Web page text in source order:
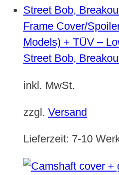
Frame Cover/
Models) + TÜV –
Street Bob,
inkl. MwSt.
zzgl. Versand
Lieferzeit: 7-10